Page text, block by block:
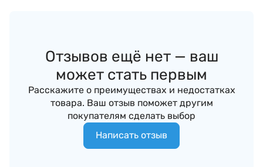
Отзывов ещё нет — ваш
может стать первым
Расскажите о преимуществах и недостатках
товара. Ваш отзыв поможет другим
покупателям сделать выбор
Написать отзыв